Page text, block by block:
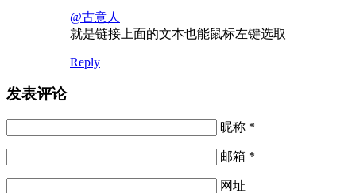
@古意人
就是链接上面的文本也能鼠标左键选取
Reply
发表评论
昵称 *
邮箱 *
网址